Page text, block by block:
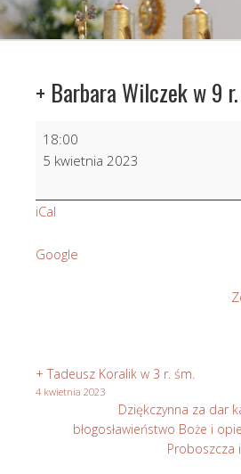
+ Barbara Wilczek w 9
Barbara
9
śm.
18:00
5 kwietnia 2023
iCal
Google
+ Tadeusz Koralik w 3 r. śm.
4 kwietnia 2023
Dziękczynna za dar
błogosławieństwo Boże i
Proboszcza